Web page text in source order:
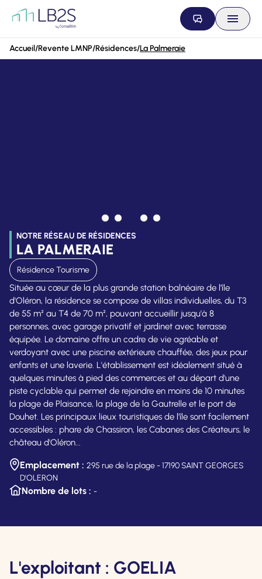
Aller au contenu
Accueil/Revente LMNP/Résidences/La Palmeraie
NOTRE RÉSEAU DE RÉSIDENCES
LA PALMERAIE
Résidence Tourisme
Située au cœur de la plus grande station balnéaire de l'île
d'Oléron, la résidence se compose de villas individuelles, du T3
de 55 m² au T4 de 70 m², pouvant accueillir jusqu'à 8
personnes, avec garage privatif et jardinet avec terrasse
équipée. Le domaine offre un cadre de vie agréable et
verdoyant avec une piscine extérieure chauffée, des jeux pour
enfants et une laverie. L'établissement est idéalement situé à
quelques minutes à pied des commerces et au départ d'une
piste cyclable qui permet de rejoindre en moins de 10 minutes
la plage de Plaisance, la plage de la Gautrelle et le port de
Douhet. Les principaux lieux touristiques de l'île sont facilement
accessibles : phare de Chassiron, les Cabanes des Créateurs, le
château d'Oléron...
Emplacement :295 rue de la plage - 17190 SAINT GEORGES
D'OLERON
Nombre de lots : -
L'exploitant : GOELIA